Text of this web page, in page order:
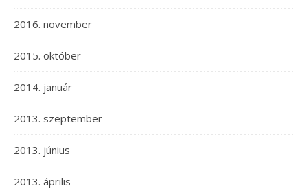
2016. november
2015. október
2014. január
2013. szeptember
2013. június
2013. április